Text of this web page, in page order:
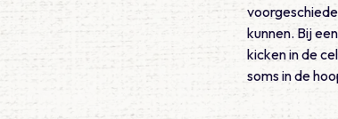
kunnen. Bij
kicken in de
soms in de